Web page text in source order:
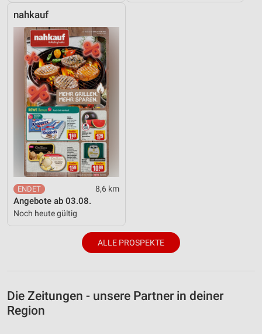
nahkauf
8,6 km
Angebote ab 03.08.
Noch heute gültig
ALLE PROSPEKTE
Die Zeitungen - unsere Partner in deiner
Region